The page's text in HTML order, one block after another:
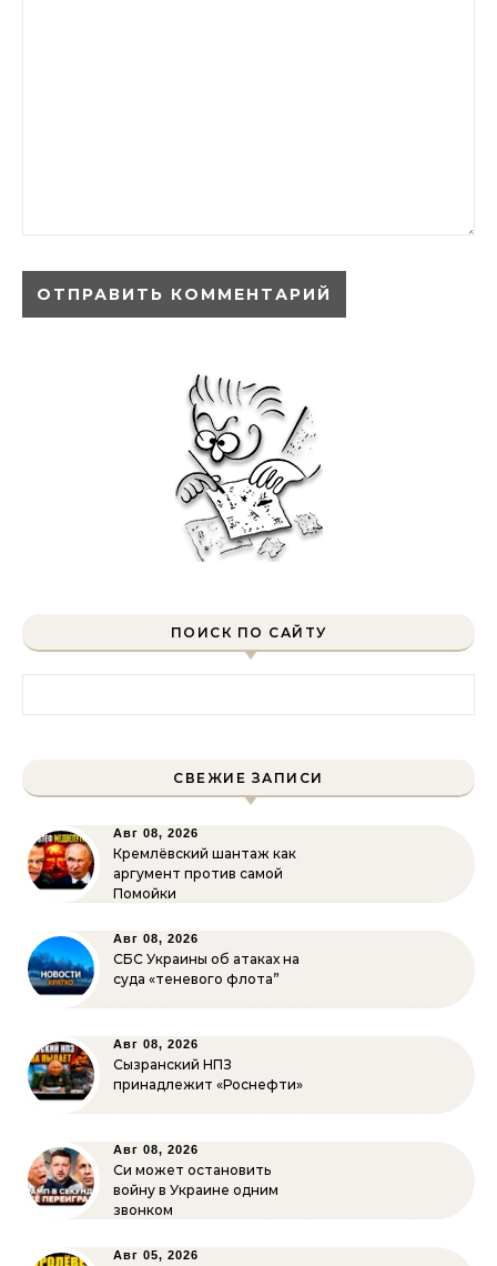
ПОИСК ПО САЙТУ
СВЕЖИЕ ЗАПИСИ
Авг 08, 2026
Кремлёвский шантаж как
аргумент против самой
Помойки
Авг 08, 2026
СБС Украины об атаках на
суда «теневого флота”
Авг 08, 2026
Сызранский НПЗ
принадлежит «Роснефти»
Авг 08, 2026
Си может остановить
войну в Украине одним
звонком
Авг 05, 2026